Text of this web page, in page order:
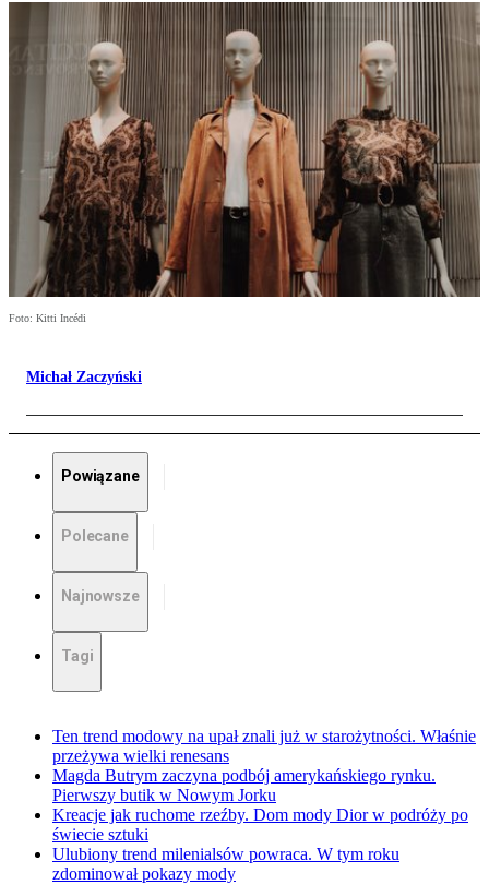
Foto: Kitti Incédi
Michał Zaczyński
Powiązane
Polecane
Najnowsze
Tagi
Ten trend modowy na upał znali już w starożytności. Właśnie
przeżywa wielki renesans
Magda Butrym zaczyna podbój amerykańskiego rynku.
Pierwszy butik w Nowym Jorku
Kreacje jak ruchome rzeźby. Dom mody Dior w podróży po
świecie sztuki
Ulubiony trend milenialsów powraca. W tym roku
zdominował pokazy mody